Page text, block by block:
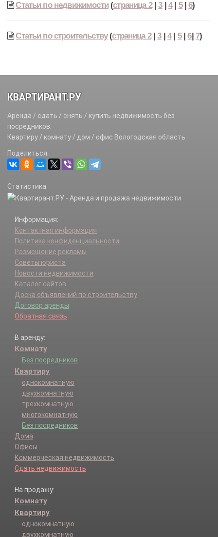
Статьи по недвижимости(страница 2|3| 4| 5|6)
Статьи по строительству(страница 2|3|4| 5|6| 7)
КВАРТИРАНТ.РУ
Аренда / сдать / снять / купить недвижимость без
посредников.
Квартиру / комнату / дом / офис Вологодская область
Поделиться:
Статистика:
Информация:
Контактная информация
Политика конфиденциальности
Размещение рекламы
Советы юриста
Новости недвижимости
Каталог сайтов
Доска объявлений по строительству
Договор аренды
Обратная связь
В аренду:
Комнату
Без посредников
Квартиру
однокомнатную
двухкомнатную
трехкомнатную
многокомнатную
Без посредников
Дома
Офисы
Коммерческая недвижимость
Сдать недвижимость
На продажу:
Комнату
Квартиру
однокомнатную
двухкомнатную